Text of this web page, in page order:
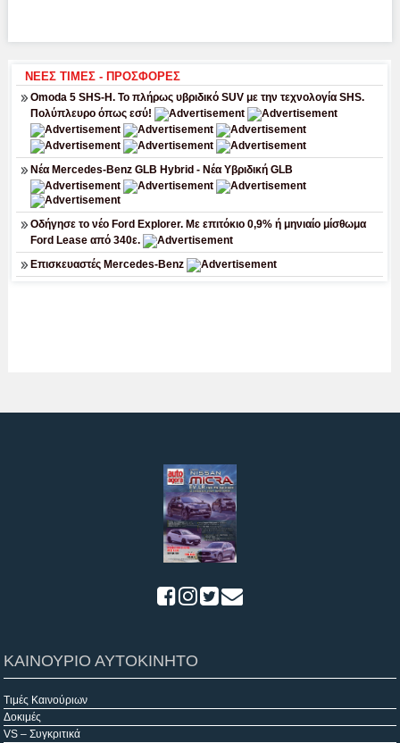
ΚΑΙΝΟΥΡΙΟ ΑΥΤΟΚΙΝΗΤΟ
Τιμές Καινούριων
Δοκιμές
VS – Συγκριτικά